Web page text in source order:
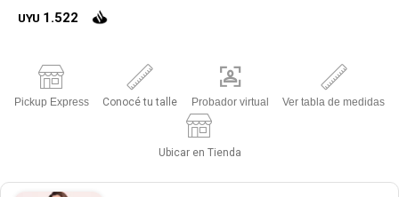
UYU 1.522
Pickup Express Conocé tu talle Probador virtual Ver tabla de medidas
Ubicar en Tienda